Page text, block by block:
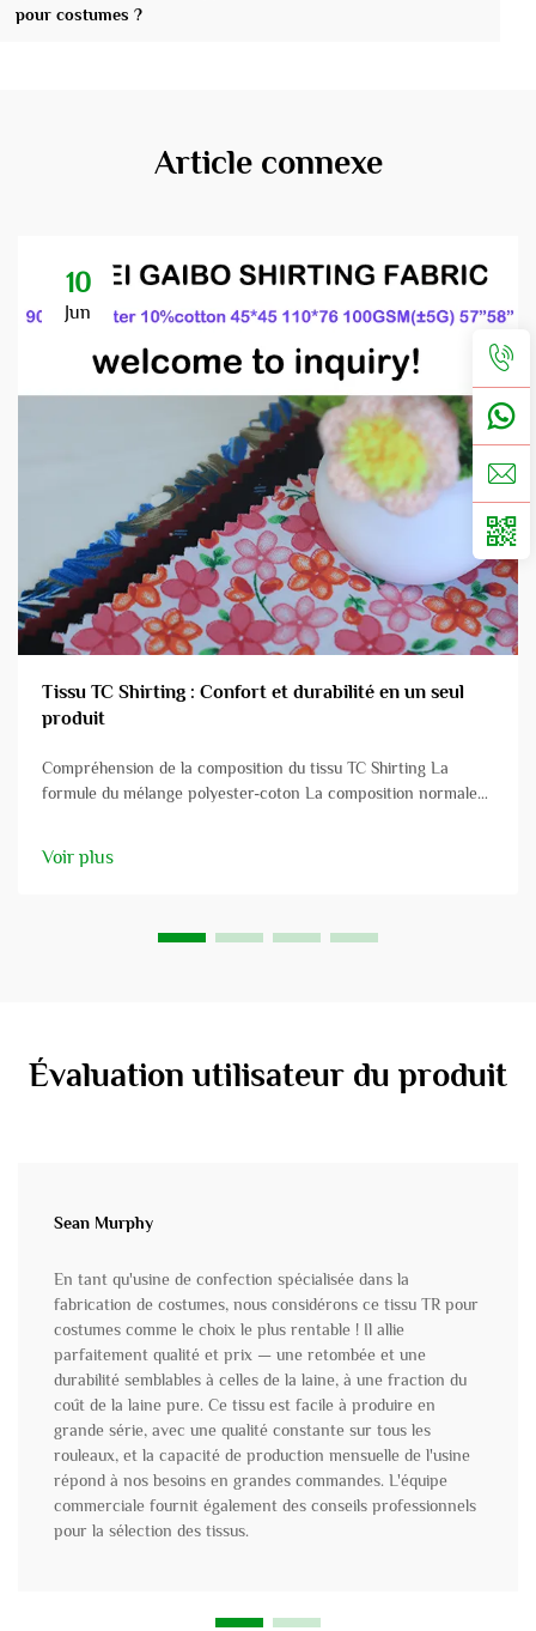
pour costumes ?
Article connexe
10
Jun
Tissu TC Shirting : Confort et durabilité en un seul
produit
Compréhension de la composition du tissu TC Shirting La
formule du mélange polyester-coton La composition normale
confort. Le polyester...
Voir plus
Évaluation utilisateur du produit
Sean Murphy
En tant qu'usine de confection spécialisée dans la
fabrication de costumes, nous considérons ce tissu TR pour
costumes comme le choix le plus rentable ! Il allie
parfaitement qualité et prix — une retombée et une
durabilité semblables à celles de la laine, à une fraction du
coût de la laine pure. Ce tissu est facile à produire en
grande série, avec une qualité constante sur tous les
rouleaux, et la capacité de production mensuelle de l'usine
répond à nos besoins en grandes commandes. L'équipe
commerciale fournit également des conseils professionnels
pour la sélection des tissus.